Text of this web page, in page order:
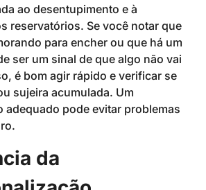
ao desentupimento e à
reservatórios. Se você notar que
para encher ou que há um
ser um sinal de que algo não vai
é bom agir rápido e verificar se
sujeira acumulada. Um
adequado pode evitar problemas
da